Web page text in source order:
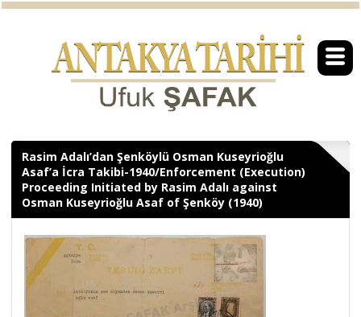
Rasim Adalı’dan Şenköylü Osman Kuseyrioğlu
Asaf’a İcra Takibi-1940/Enforcement (Execution)
Proceeding Initiated by Rasim Adalı against
Osman Kuseyrioğlu Asaf of Şenköy (1940)